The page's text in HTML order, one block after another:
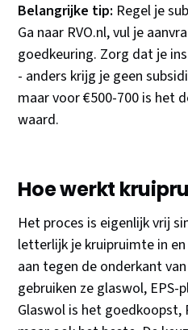
Belangrijke tip: Regel je
Ga naar RVO.nl, vul je
goedkeuring. Zorg dat je
- anders krijg je geen
maar voor €500-700 is het
waard.
Hoe werkt
Het proces is eigenlijk vrij
letterlijk je kruipruimte in
aan tegen de onderkant
gebruiken ze glaswol, EPS-
Glaswol is het goedkoopst,